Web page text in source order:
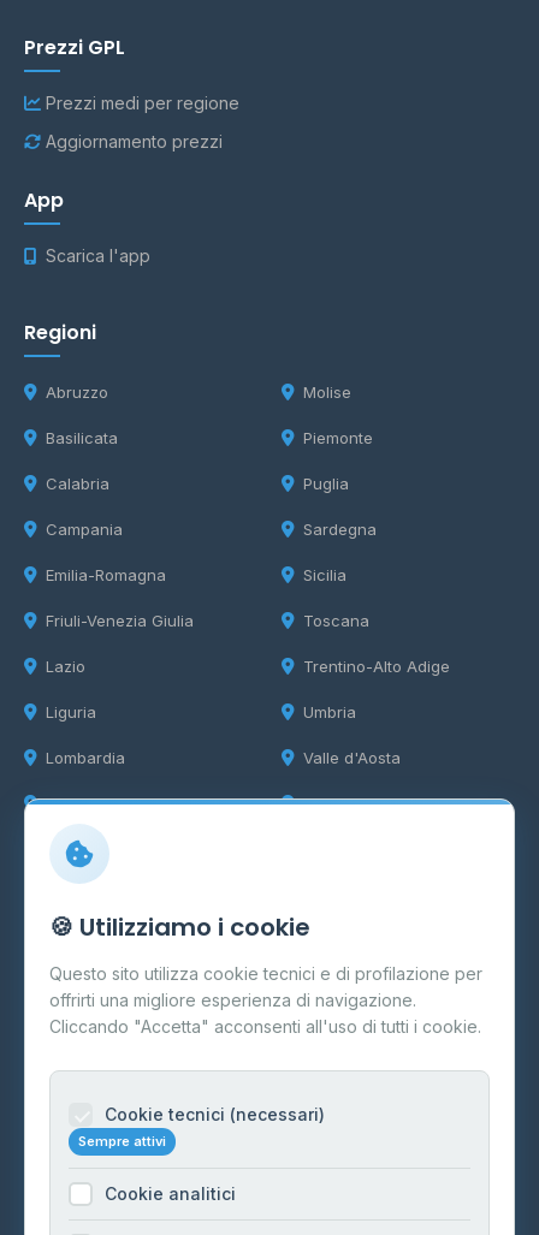
Prezzi GPL
Prezzi medi per regione
Aggiornamento prezzi
App
Scarica l'app
Regioni
Abruzzo
Basilicata
Calabria
Campania
Emilia-Romagna
Friuli-Venezia Giulia
Lazio
Liguria
Lombardia
Marche
Molise
Piemonte
Puglia
Sardegna
Sicilia
Toscana
Trentino-Alto Adige
Umbria
Valle d'Aosta
Veneto
Info
Cos'è il GPL
FAQ
Contatti
Informazioni legali
Cookie Policy
🍪 Utilizziamo i cookie
Questo sito utilizza cookie tecnici e di profilazione per
offrirti una migliore esperienza di navigazione.
Cliccando "Accetta" acconsenti all'uso di tutti i cookie.
Cookie tecnici (necessari)
Sempre attivi
Cookie analitici